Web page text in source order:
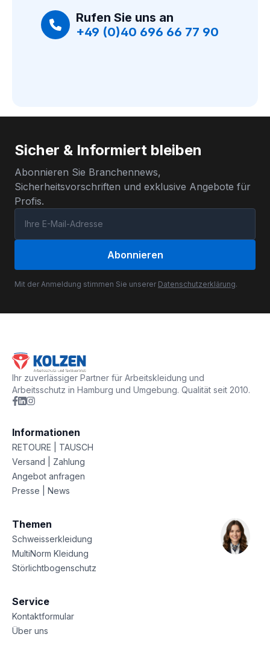
Rufen Sie uns an
+49 (0)40 696 66 77 90
Sicher & Informiert bleiben
Abonnieren Sie Branchennews,
Sicherheitsvorschriften und exklusive Angebote für
Profis.
Abonnieren
Mit der Anmeldung stimmen Sie unserer Datenschutzerklärung.
Ihr zuverlässiger Partner für Arbeitskleidung und
Arbeitsschutz in Hamburg und Umgebung. Qualität seit 2010.
Informationen
RETOURE | TAUSCH
Versand | Zahlung
Angebot anfragen
Presse | News
Themen
Schweisserkleidung
MultiNorm Kleidung
Störlichtbogenschutz
Service
Kontaktformular
Über uns